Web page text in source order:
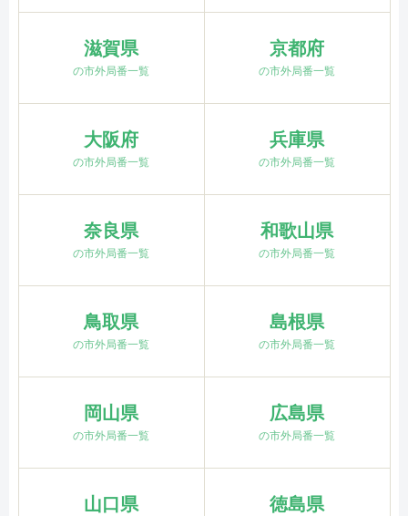
滋賀県
の市外局番一覧
京都府
の市外局番一覧
大阪府
の市外局番一覧
兵庫県
の市外局番一覧
奈良県
の市外局番一覧
和歌山県
の市外局番一覧
鳥取県
の市外局番一覧
島根県
の市外局番一覧
岡山県
の市外局番一覧
広島県
の市外局番一覧
山口県 徳島県